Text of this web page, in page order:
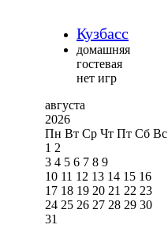
Кузбасс
домашняя
гостевая
нет игр
августа
2026
Пн Вт Ср Чт Пт Сб Вс
1 2
3 4 5 6 7 8 9
10 11 12 13 14 15 16
17 18 19 20 21 22 23
24 25 26 27 28 29 30
31